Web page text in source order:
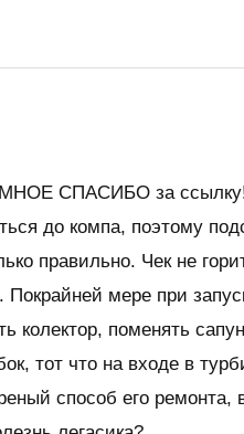
СПАСИБО за ссылку!
до компа, поэтому
правильно. Чек не
Покрайней мере при
колектор, поменять
тот что на входе в
способ его ремонта,